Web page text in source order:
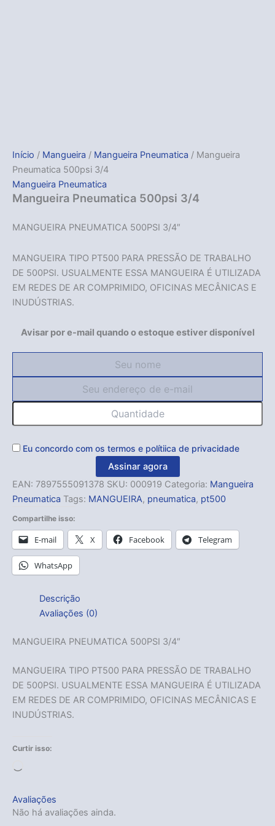
Início / Mangueira / Mangueira Pneumatica / Mangueira
Pneumatica 500psi 3/4
Mangueira Pneumatica
Mangueira Pneumatica 500psi 3/4
MANGUEIRA PNEUMATICA 500PSI 3/4″
MANGUEIRA TIPO PT500 PARA PRESSÃO DE TRABALHO
DE 500PSI. USUALMENTE ESSA MANGUEIRA É UTILIZADA
EM REDES DE AR COMPRIMIDO, OFICINAS MECÂNICAS E
INUDÚSTRIAS.
Avisar por e-mail quando o estoque estiver disponível
Eu concordo com os termos e polítiica de privacidade
Assinar agora
EAN: 7897555091378 SKU: 000919 Categoria: Mangueira
Pneumatica Tags: MANGUEIRA, pneumatica, pt500
Compartilhe isso:
E-mail X Facebook Telegram
WhatsApp
Descrição
Avaliações (0)
MANGUEIRA PNEUMATICA 500PSI 3/4″
MANGUEIRA TIPO PT500 PARA PRESSÃO DE TRABALHO
DE 500PSI. USUALMENTE ESSA MANGUEIRA É UTILIZADA
EM REDES DE AR COMPRIMIDO, OFICINAS MECÂNICAS E
INUDÚSTRIAS.
Curtir isso:
Avaliações
Não há avaliações ainda.